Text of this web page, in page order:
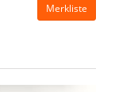
Merkliste